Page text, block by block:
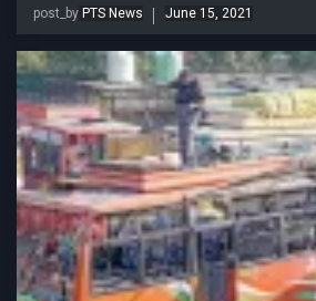
post_by PTS News June 15, 2021